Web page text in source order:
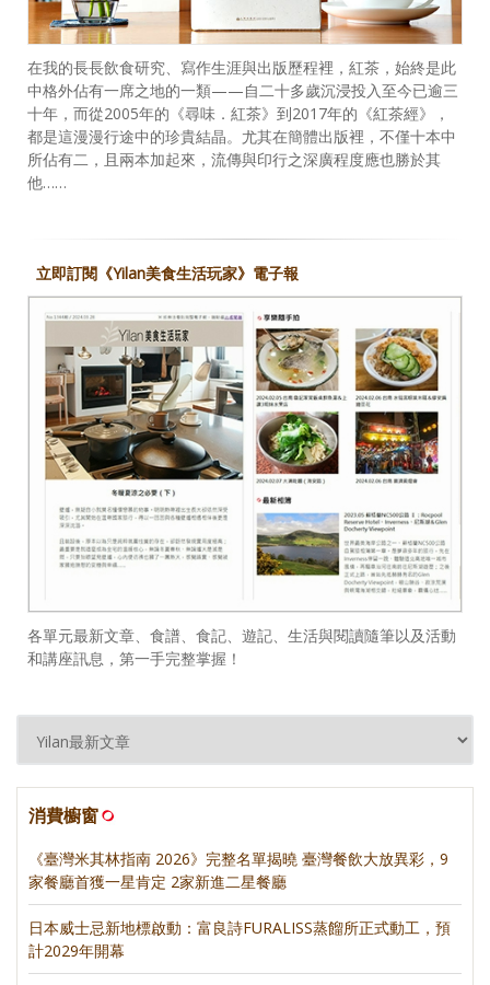
在我的長長飲食研究、寫作生涯與出版歷程裡，紅茶，始終是此
中格外佔有一席之地的一類——自二十多歲沉浸投入至今已逾三
十年，而從2005年的《尋味．紅茶》到2017年的《紅茶經》，
都是這漫漫行途中的珍貴結晶。尤其在簡體出版裡，不僅十本中
所佔有二，且兩本加起來，流傳與印行之深廣程度應也勝於其
他……
立即訂閱《Yilan美食生活玩家》電子報
各單元最新文章、食譜、食記、遊記、生活與閱讀隨筆以及活動
和講座訊息，第一手完整掌握！
消費櫥窗
《臺灣米其林指南 2026》完整名單揭曉 臺灣餐飲大放異彩，9
家餐廳首獲一星肯定 2家新進二星餐廳
日本威士忌新地標啟動：富良詩FURALISS蒸餾所正式動工，預
計2029年開幕